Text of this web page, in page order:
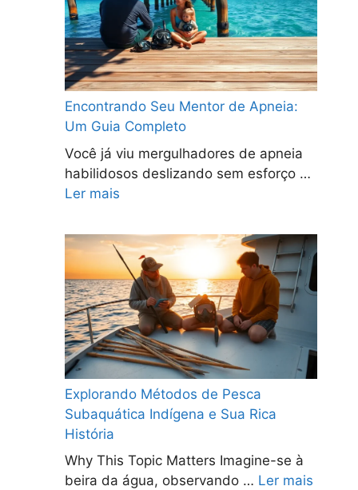
Encontrando Seu Mentor de Apneia:
Um Guia Completo
Você já viu mergulhadores de apneia
habilidosos deslizando sem esforço …
Ler mais
Explorando Métodos de Pesca
Subaquática Indígena e Sua Rica
História
Why This Topic Matters Imagine-se à
beira da água, observando … Ler mais